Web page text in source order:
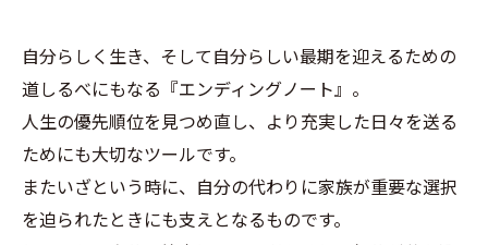
自分らしく生き、そして自分らしい最期を迎えるための
道しるべにもなる『エンディングノート』。
人生の優先順位を見つめ直し、より充実した日々を送る
ためにも大切なツールです。
またいざという時に、自分の代わりに家族が重要な選択
を迫られたときにも支えとなるものです。